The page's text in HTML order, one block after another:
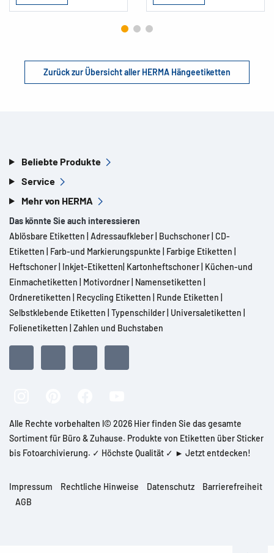
Zurück zur Übersicht aller HERMA Hängeetiketten
Beliebte Produkte
Service
Mehr von HERMA
Das könnte Sie auch interessieren
Ablösbare Etiketten Adressaufkleber Buchschoner CD-
Etiketten
Farb-und Markierungspunkte Farbige Etiketten
Heftschoner Inkjet-Etiketten Kartonheftschoner Küchen-und
Einmachetiketten
Motivordner Namensetiketten
Ordneretiketten
Recycling Etiketten Runde Etiketten
Selbstklebende Etiketten Typenschilder Universaletiketten
Folienetiketten Zahlen und Buchstaben
Alle Rechte vorbehalten l© 2026 Hier finden Sie das gesamte
Sortiment für Büro & Zuhause. Produkte von Etiketten über Sticker
bis Fotoarchivierung. ✓ Höchste Qualität ✓ ► Jetzt entdecken!
Impressum Rechtliche Hinweise Datenschutz
Barrierefreiheit
AGB